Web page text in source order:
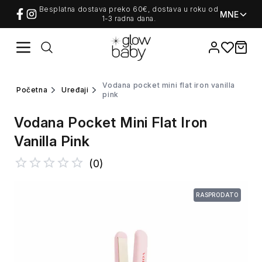
Besplatna dostava preko 60€, dostava u roku od
1-3 radna dana.
MNE
Favorites
items
početna uređaji
vodana pocket mini flat iron vanilla
pink
Vodana Pocket Mini Flat Iron
Vanilla Pink
(0)
RASPRODATO